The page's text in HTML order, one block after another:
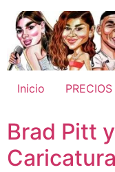
contenido
Inicio PRECIOS
Brad Pitt